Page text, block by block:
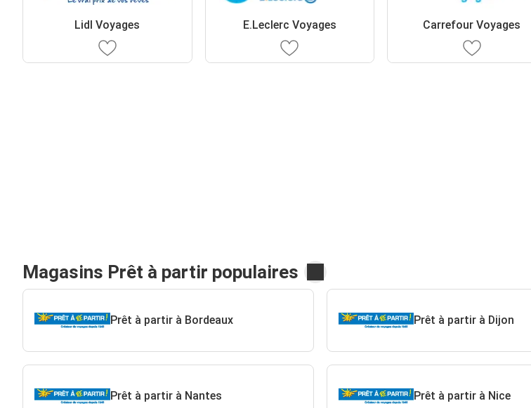
Lidl Voyages E.Leclerc Voyages Carrefour Voyages
Magasins Prêt à partir populaires
Prêt à partir à Bordeaux Prêt à partir à Dijon
Prêt à partir à Nantes Prêt à partir à Nice